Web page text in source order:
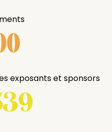
exposants et sponsors